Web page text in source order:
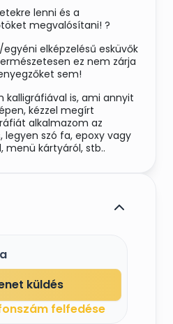
lenni és a
megvalósítani! ?️
elképzelésű esküvők
ez nem zárja
sem!
kalligráfiával is, ami annyit
kézzel megírt
alkalmazom az
legyen szó fa, epoxy vagy
menü kártyáról, stb..
a lehetőségek,
jelentkezni, és
is!
küldés
felfedése